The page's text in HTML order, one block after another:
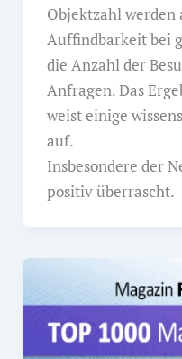
Objektzahl
Auffindbarkeit bei
die Anzahl der
Anfragen. Das
weist einige
auf.
Insbesondere der
positiv überrascht.